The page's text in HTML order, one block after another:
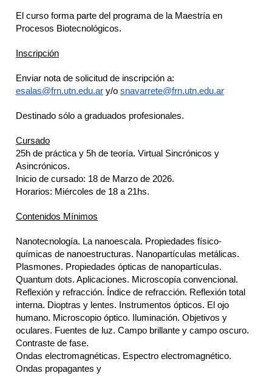
El curso forma parte del programa de la Maestría en
Procesos Biotecnológicos.
Inscripción
Enviar nota de solicitud de inscripción a:
esalas@frn.utn.edu.ar y/o snavarrete@frn.utn.edu.ar
Destinado sólo a graduados profesionales.
Cursado
25h de práctica y 5h de teoría. Virtual Sincrónicos y
Asincrónicos.
Inicio de cursado: 18 de Marzo de 2026.
Horarios: Miércoles de 18 a 21hs.
Contenidos Mínimos
Nanotecnología. La nanoescala. Propiedades físico-
químicas de nanoestructuras. Nanopartículas metálicas.
Plasmones. Propiedades ópticas de nanopartículas.
Quantum dots. Aplicaciones. Microscopía convencional.
Reflexión y refracción. Índice de refracción. Reflexión total
interna. Dioptras y lentes. Instrumentos ópticos. El ojo
humano. Microscopio óptico. Iluminación. Objetivos y
oculares. Fuentes de luz. Campo brillante y campo oscuro.
Contraste de fase.
Ondas electromagnéticas. Espectro electromagnético.
Ondas propagantes y